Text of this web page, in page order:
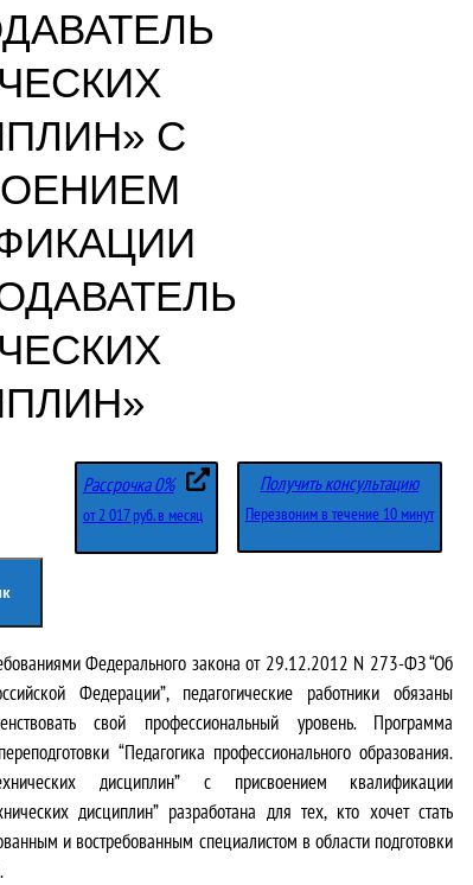
С
Рассрочка 0%
от 2 017 руб. в месяц
Получить консультацию
Перезвоним в течение 10 минут
Федерального закона от 29.12.2012 N 273-ФЗ “Об
Федерации”, педагогические работники обязаны
свой профессиональный уровень. Программа
“Педагогика профессионального образования.
дисциплин”с присвоением квалификации
дисциплин” разработана для тех, кто хочет стать
и востребованным специалистом в области подготовки